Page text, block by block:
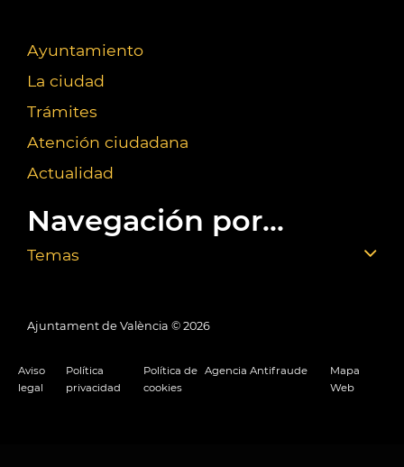
Ayuntamiento
La ciudad
Trámites
Atención ciudadana
Actualidad
Navegación por...
Temas
Ajuntament de València © 2026
Aviso
legal
Política
privacidad
Política de
cookies
Agencia Antifraude
Mapa
Web